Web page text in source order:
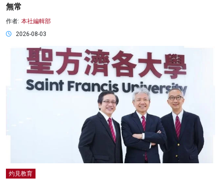
無常
作者: 本社編輯部
2026-08-03
灼見教育